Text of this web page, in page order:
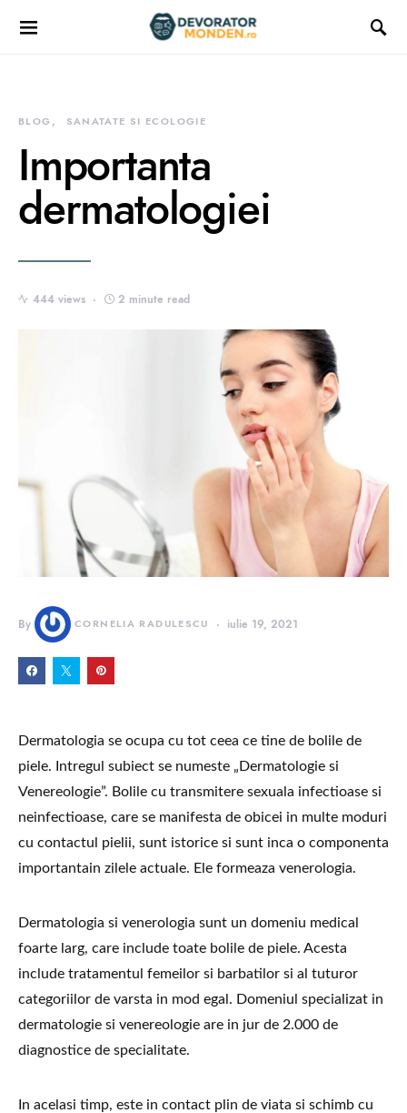
BLOG SANATATE SI ECOLOGIE
Importanta
dermatologiei
444 views 2 minute read
By CORNELIA RADULESCU iulie 19, 2021
Dermatologia se ocupa cu tot ceea ce tine de bolile de
piele. Intregul subiect se numeste „Dermatologie si
Venereologie”. Bolile cu transmitere sexuala infectioase si
neinfectioase, care se manifesta de obicei in multe moduri
cu contactul pielii, sunt istorice si sunt inca o componenta
importantain zilele actuale. Ele formeaza venerologia.
Dermatologia si venerologia sunt un domeniu medical
foarte larg, care include toate bolile de piele. Acesta
include tratamentul femeilor si barbatilor si al tuturor
categoriilor de varsta in mod egal. Domeniul specializat in
dermatologie si venereologie are in jur de 2.000 de
diagnostice de specialitate.
In acelasi timp, este in contact plin de viata si schimb cu